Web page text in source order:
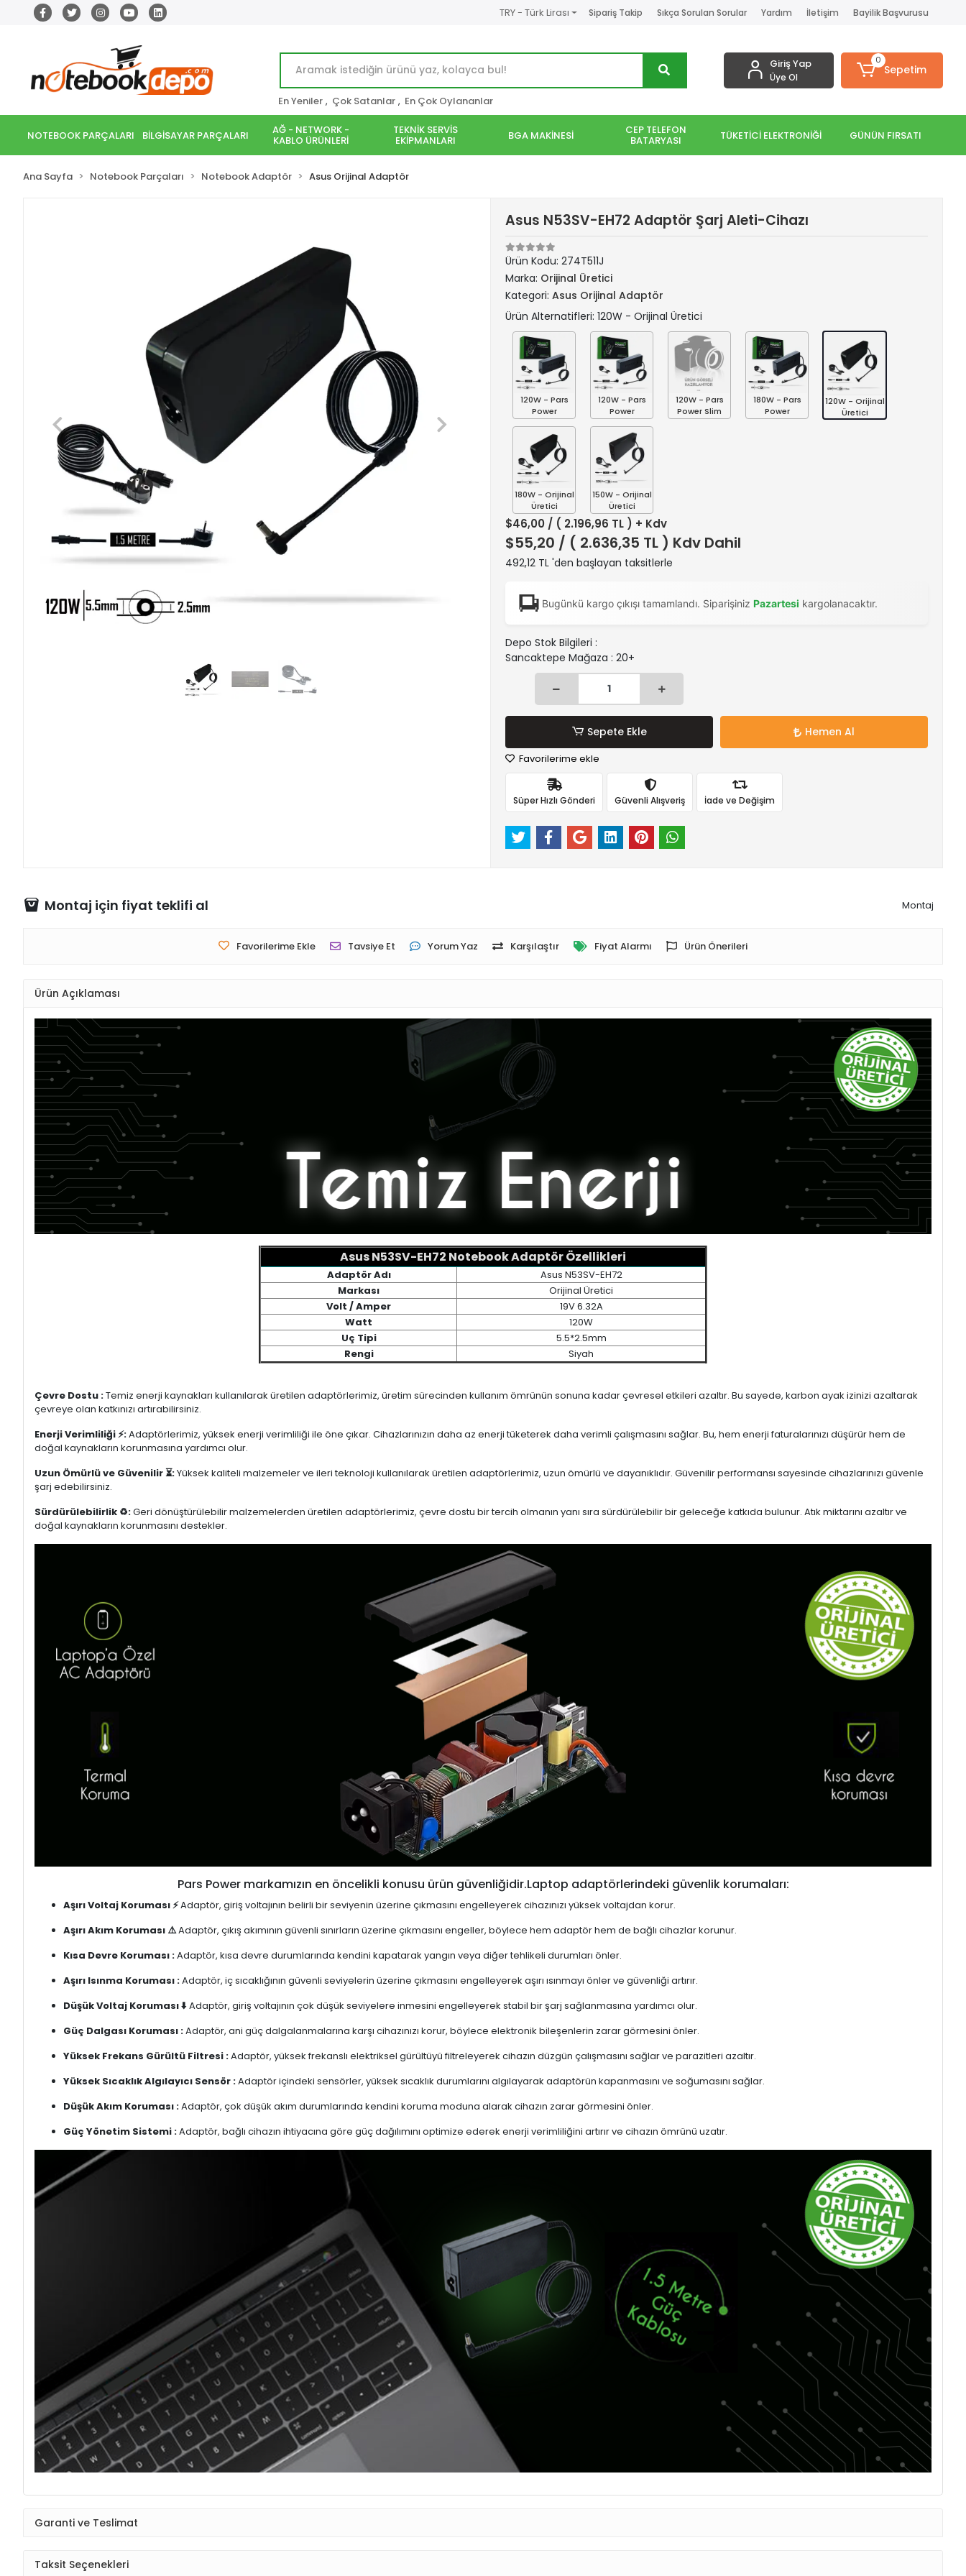
TRY - Türk Lirası Sipariş Takip Sıkça Sorulan Sorular Yardım İletişim Bayilik Başvurusu
En Yeniler , Çok Satanlar , En Çok Oylananlar
Giriş Yap
Üye Ol
0
Sepetim
NOTEBOOK PARÇALARI BİLGİSAYAR PARÇALARI AĞ - NETWORK -
KABLO ÜRÜNLERİ
TEKNİK SERVİS
EKİPMANLARI BGA MAKİNESİ CEP TELEFON
BATARYASI TÜKETİCİ ELEKTRONİĞİ GÜNÜN FIRSATI
Ana Sayfa Notebook Parçaları Notebook Adaptör Asus Orijinal Adaptör
Asus N53SV-EH72 Adaptör Şarj Aleti-Cihazı
Ürün Kodu: 274T511J
Marka: Orijinal Üretici
Kategori: Asus Orijinal Adaptör
Ürün Alternatifleri: 120W - Orijinal Üretici
120W - Pars
Power
120W - Pars
Power
120W - Pars
Power Slim
180W - Pars
Power
120W - Orijinal
Üretici
180W - Orijinal
Üretici
150W - Orijinal
Üretici
$46,00 / ( 2.196,96 TL ) + Kdv
$55,20 / ( 2.636,35 TL ) Kdv Dahil
492,12 TL 'den başlayan taksitlerle
Bugünkü kargo çıkışı tamamlandı. Siparişiniz Pazartesi kargolanacaktır.
Depo Stok Bilgileri :
Sancaktepe Mağaza : 20+
Sepete Ekle Hemen Al
Favorilerime ekle
Süper Hızlı Gönderi Güvenli Alışveriş İade ve Değişim
Montaj için fiyat teklifi al Montaj
Favorilerime Ekle Tavsiye Et Yorum Yaz Karşılaştır Fiyat Alarmı Ürün Önerileri
Ürün Açıklaması
Asus N53SV-EH72 Notebook Adaptör Özellikleri
Adaptör Adı
Asus N53SV-EH72
Markası
Orijinal Üretici
Volt / Amper
19V 6.32A
Watt
120W
Uç Tipi
5.5*2.5mm
Rengi
Siyah
Çevre Dostu :Temiz enerji kaynakları kullanılarak üretilen adaptörlerimiz, üretim sürecinden kullanım ömrünün sonuna kadar çevresel etkileri azaltır. Bu sayede, karbon ayak izinizi azaltarak
çevreye olan katkınızı artırabilirsiniz.
Enerji Verimliliği ⚡:Adaptörlerimiz, yüksek enerji verimliliği ile öne çıkar. Cihazlarınızın daha az enerji tüketerek daha verimli çalışmasını sağlar. Bu, hem enerji faturalarınızı düşürür hem de
doğal kaynakların korunmasına yardımcı olur.
Uzun Ömürlü ve Güvenilir ⏳:Yüksek kaliteli malzemeler ve ileri teknoloji kullanılarak üretilen adaptörlerimiz, uzun ömürlü ve dayanıklıdır. Güvenilir performansı sayesinde cihazlarınızı güvenle
şarj edebilirsiniz.
Sürdürülebilirlik ♻️:Geri dönüştürülebilir malzemelerden üretilen adaptörlerimiz, çevre dostu bir tercih olmanın yanı sıra sürdürülebilir bir geleceğe katkıda bulunur. Atık miktarını azaltır ve
doğal kaynakların korunmasını destekler.
Pars Power markamızın en öncelikli konusu ürün güvenliğidir.Laptop adaptörlerindeki güvenlik korumaları:
Aşırı Voltaj Koruması ⚡Adaptör, giriş voltajının belirli bir seviyenin üzerine çıkmasını engelleyerek cihazınızı yüksek voltajdan korur.
Aşırı Akım Koruması ⚠️Adaptör, çıkış akımının güvenli sınırların üzerine çıkmasını engeller, böylece hem adaptör hem de bağlı cihazlar korunur.
Kısa Devre Koruması :Adaptör, kısa devre durumlarında kendini kapatarak yangın veya diğer tehlikeli durumları önler.
Aşırı Isınma Koruması :Adaptör, iç sıcaklığının güvenli seviyelerin üzerine çıkmasını engelleyerek aşırı ısınmayı önler ve güvenliği artırır.
Düşük Voltaj Koruması ⬇️Adaptör, giriş voltajının çok düşük seviyelere inmesini engelleyerek stabil bir şarj sağlanmasına yardımcı olur.
Güç Dalgası Koruması :Adaptör, ani güç dalgalanmalarına karşı cihazınızı korur, böylece elektronik bileşenlerin zarar görmesini önler.
Yüksek Frekans Gürültü Filtresi :Adaptör, yüksek frekanslı elektriksel gürültüyü filtreleyerek cihazın düzgün çalışmasını sağlar ve parazitleri azaltır.
Yüksek Sıcaklık Algılayıcı Sensör :Adaptör içindeki sensörler, yüksek sıcaklık durumlarını algılayarak adaptörün kapanmasını ve soğumasını sağlar.
Düşük Akım Koruması :Adaptör, çok düşük akım durumlarında kendini koruma moduna alarak cihazın zarar görmesini önler.
Güç Yönetim Sistemi :Adaptör, bağlı cihazın ihtiyacına göre güç dağılımını optimize ederek enerji verimliliğini artırır ve cihazın ömrünü uzatır.
Garanti ve Teslimat
Taksit Seçenekleri